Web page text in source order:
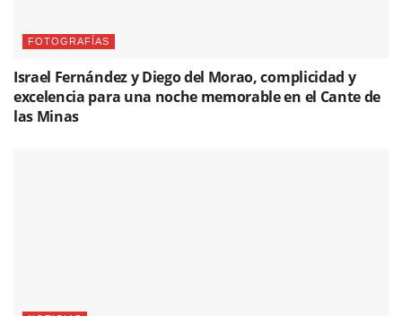
FOTOGRAFÍAS
Israel Fernández y Diego del Morao, complicidad y
excelencia para una noche memorable en el Cante de
las Minas